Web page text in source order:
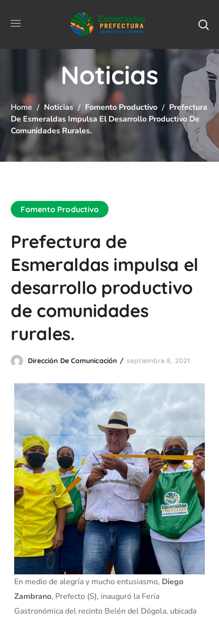
Noticias
Home Noticias Fomento Productivo
Prefectura
De Esmeraldas Impulsa El Desarrollo Productivo De
Comunidades Rurales.
Fomento Productivo
Prefectura de
Esmeraldas impulsa el
desarrollo productivo
de comunidades
rurales.
Dirección De Comunicación septiembre 8, 2021
En medio de alegría y mucho entusiasmo, Diego
Zambrano, Prefecto (S), inauguró la Feria
Gastronómica del recinto Belén del Dógola, ubicada